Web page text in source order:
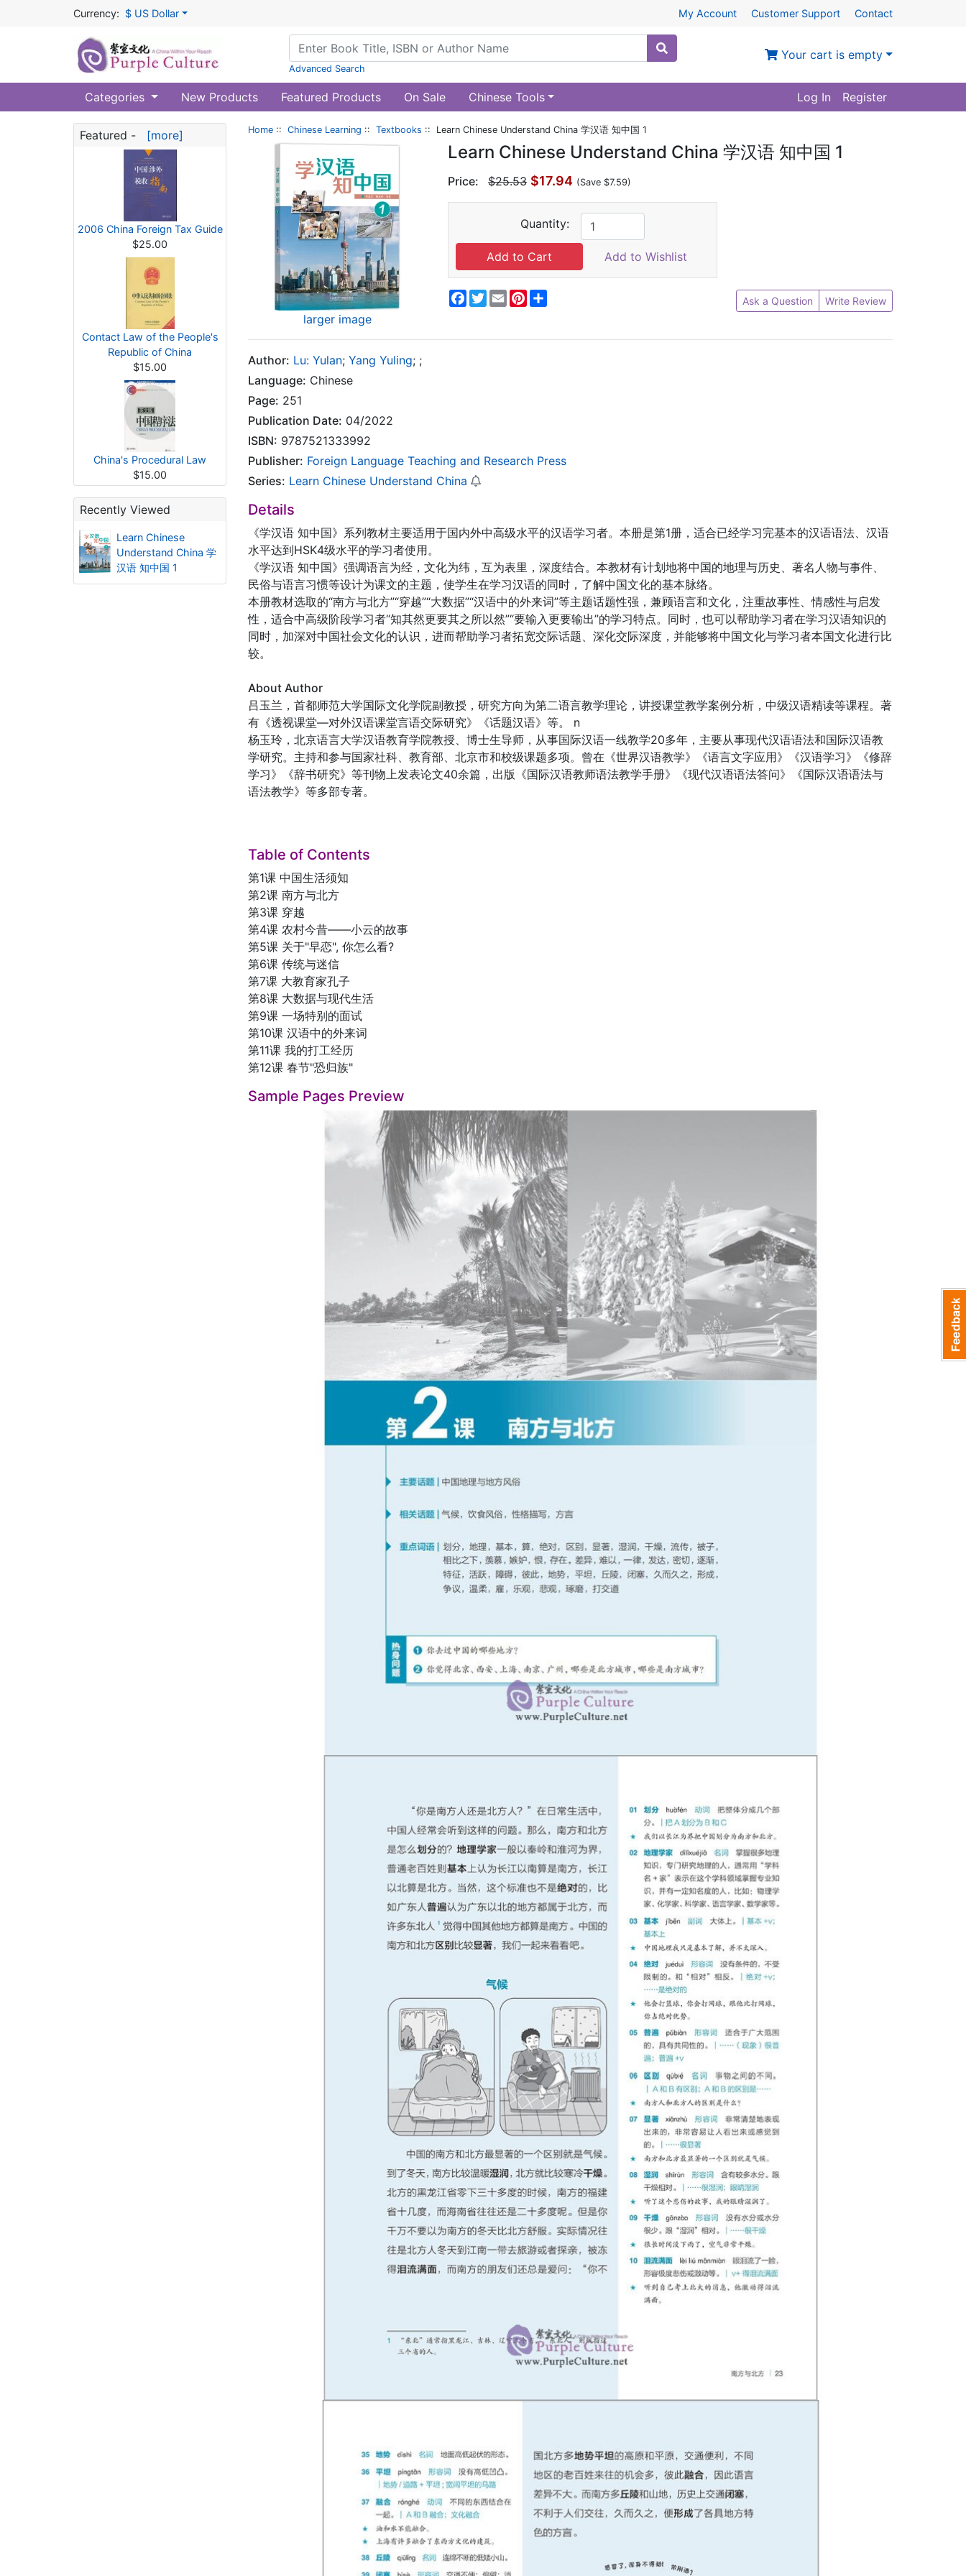
Currency: $ US Dollar My Account Customer Support Contact
Advanced Search
Your cart is empty
Categories New Products Featured Products On Sale Chinese Tools Log In Register
Featured - [more]
2006 China Foreign Tax Guide
$25.00
Contact Law of the People's
Republic of China
$15.00
China's Procedural Law
$15.00
Recently Viewed
Learn Chinese
Understand China 学
汉语 知中国 1
Home :: Chinese Learning :: Textbooks :: Learn Chinese Understand China 学汉语 知中国 1
larger image
Learn Chinese Understand China 学汉语 知中国 1
Price: $25.53 $17.94 (Save $7.59)
Quantity:
Add to Wishlist
Facebook
Twitter
EmailPinterest Ask a Question Write Review
Author: Lu: Yulan; Yang Yuling; ;
Language: Chinese
Page: 251
Publication Date: 04/2022
ISBN: 9787521333992
Publisher: Foreign Language Teaching and Research Press
Series: Learn Chinese Understand China
Details
《学汉语 知中国》系列教材主要适用于国内外中高级水平的汉语学习者。本册是第1册，适合已经学习完基本的汉语语法、汉语
水平达到HSK4级水平的学习者使用。
《学汉语 知中国》强调语言为经，文化为纬，互为表里，深度结合。本教材有计划地将中国的地理与历史、著名人物与事件、
民俗与语言习惯等设计为课文的主题，使学生在学习汉语的同时，了解中国文化的基本脉络。
本册教材选取的“南方与北方”“穿越”“大数据”“汉语中的外来词”等主题话题性强，兼顾语言和文化，注重故事性、情感性与启发
性，适合中高级阶段学习者“知其然更要其之所以然”“要输入更要输出”的学习特点。同时，也可以帮助学习者在学习汉语知识的
同时，加深对中国社会文化的认识，进而帮助学习者拓宽交际话题、深化交际深度，并能够将中国文化与学习者本国文化进行比
较。
About Author
吕玉兰，首都师范大学国际文化学院副教授，研究方向为第二语言教学理论，讲授课堂教学案例分析，中级汉语精读等课程。著
有《透视课堂—对外汉语课堂言语交际研究》《话题汉语》等。 n
杨玉玲，北京语言大学汉语教育学院教授、博士生导师，从事国际汉语一线教学20多年，主要从事现代汉语语法和国际汉语教
学研究。主持和参与国家社科、教育部、北京市和校级课题多项。曾在《世界汉语教学》《语言文字应用》《汉语学习》《修辞
学习》《辞书研究》等刊物上发表论文40余篇，出版《国际汉语教师语法教学手册》《现代汉语语法答问》《国际汉语语法与
语法教学》等多部专著。
Table of Contents
第1课 中国生活须知
第2课 南方与北方
第3课 穿越
第4课 农村今昔——小云的故事
第5课 关于"早恋", 你怎么看?
第6课 传统与迷信
第7课 大教育家孔子
第8课 大数据与现代生活
第9课 一场特别的面试
第10课 汉语中的外来词
第11课 我的打工经历
第12课 春节"恐归族"
Sample Pages Preview